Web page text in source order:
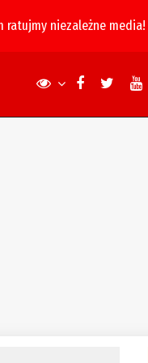
ratujmy niezależne media!